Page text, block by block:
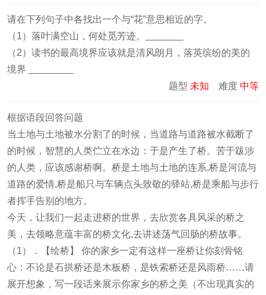
请在下列句子中各找出一个与“花”意思相近的字。
（1）落叶满空山，何处觅芳迹。
（2）读书的最高境界应该就是清风朗月，落英缤纷的美的
境界
题型 未知 难度 中等
根据语段回答问题
当土地与土地被水分割了的时候，当道路与道路被水截断了
的时候，智慧的人类伫立在水边：于是产生了桥。苦于跋涉
的人类，应该感谢桥啊。桥是土地与土地的连系,桥是河流与
道路的爱情,桥是船只与车辆点头致敬的驿站,桥是乘船与步行
者挥手告别的地方。
今天，让我们一起走进桥的世界，去欣赏各具风采的桥之
美，去领略意蕴丰富的桥文化,去讲述荡气回肠的桥故事。
（1）．【绘桥】 你的家乡一定有这样一座桥让你刻骨铭
心：不论是石拱桥还是木板桥，是铁索桥还是风雨桥……请
展开想象，写一段话来展示你家乡的桥之美（不出现真实的